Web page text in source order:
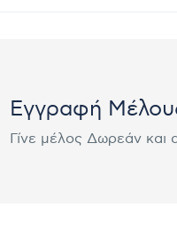
Εγγραφή
Γίνε μέλος Δωρεάν και